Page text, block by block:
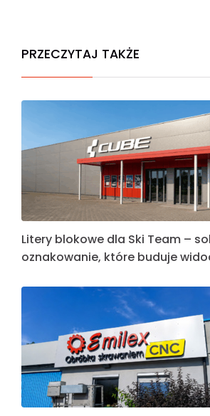
PRZECZYTAJ TAKŻE
Litery blokowe dla Ski Team –
oznakowanie, które buduje